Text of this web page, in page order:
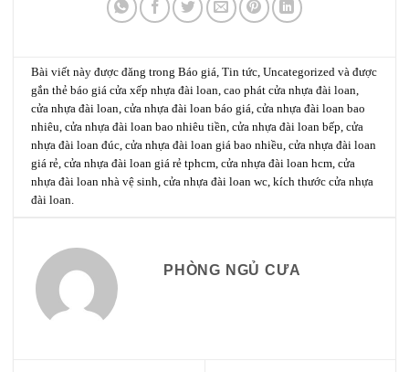
Bài viết này được đăng trongBáo giá,Tin tức,Uncategorized và được
gắn thẻbáo giá cửa xếp nhựa đài loan,cao phát cửa nhựa đài loan,
cửa nhựa đài loan,cửa nhựa đài loan báo giá,cửa nhựa đài loan bao
nhiêu,cửa nhựa đài loan bao nhiêu tiền,cửa nhựa đài loan bếp,cửa
nhựa đài loan đúc,cửa nhựa đài loan giá bao nhiều,cửa nhựa đài loan
giá rẻ,cửa nhựa đài loan giá rẻ tphcm,cửa nhựa đài loan hcm,cửa
nhựa đài loan nhà vệ sinh,cửa nhựa đài loan wc,kích thước cửa nhựa
đài loan.
PHÒNG NGỦ CƯA